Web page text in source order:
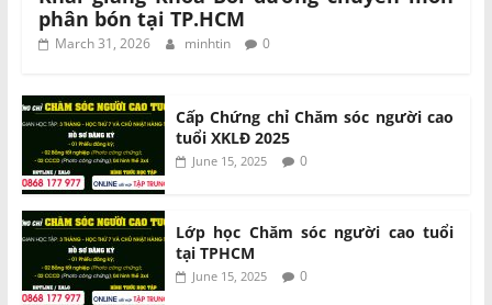
phân bón tại TP.HCM
March 31, 2026 minhtin 0
Cấp Chứng chỉ Chăm sóc người cao
tuổi XKLĐ 2025
June 15, 2025 0
Lớp học Chăm sóc người cao tuổi
tại TPHCM
June 15, 2025 0